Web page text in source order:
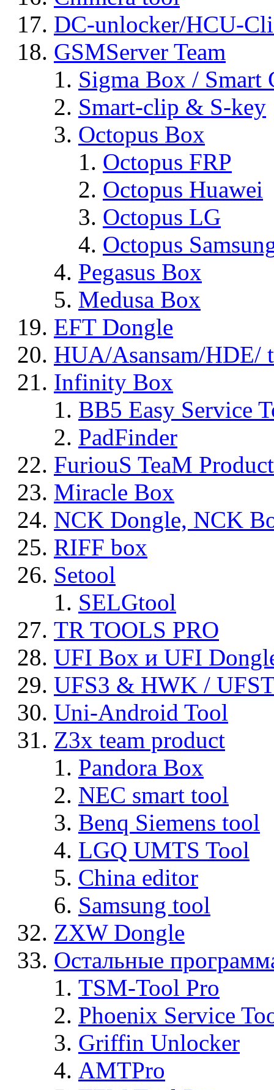
DC-unlocker/HCU-
GSMServer Team
Sigma Box / Smart
Smart-clip & S-key
Octopus Box
Octopus FRP
Octopus Huawei
Octopus LG
Octopus
Pegasus Box
Medusa Box
EFT Dongle
HUA/Asansam/HDE/
Infinity Box
BB5 Easy Service
PadFinder
FuriouS TeaM
Miracle Box
NCK Dongle, NCK
RIFF box
Setool
SELGtool
TR TOOLS PRO
UFI Box и UFI
UFS3 & HWK /
Uni-Android Tool
Z3x team product
Pandora Box
NEC smart tool
Benq Siemens tool
LGQ UMTS Tool
China editor
Samsung tool
ZXW Dongle
Остальные
TSM-Tool Pro
Phoenix Service
Griffin Unlocker
AMTPro